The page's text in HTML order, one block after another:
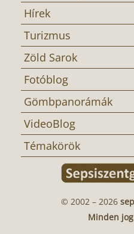
Hírek
Turizmus
Zöld Sarok
Fotóblog
Gömbpanorámák
VideoBlog
Témakörök
© 2002 – 2026
Minden